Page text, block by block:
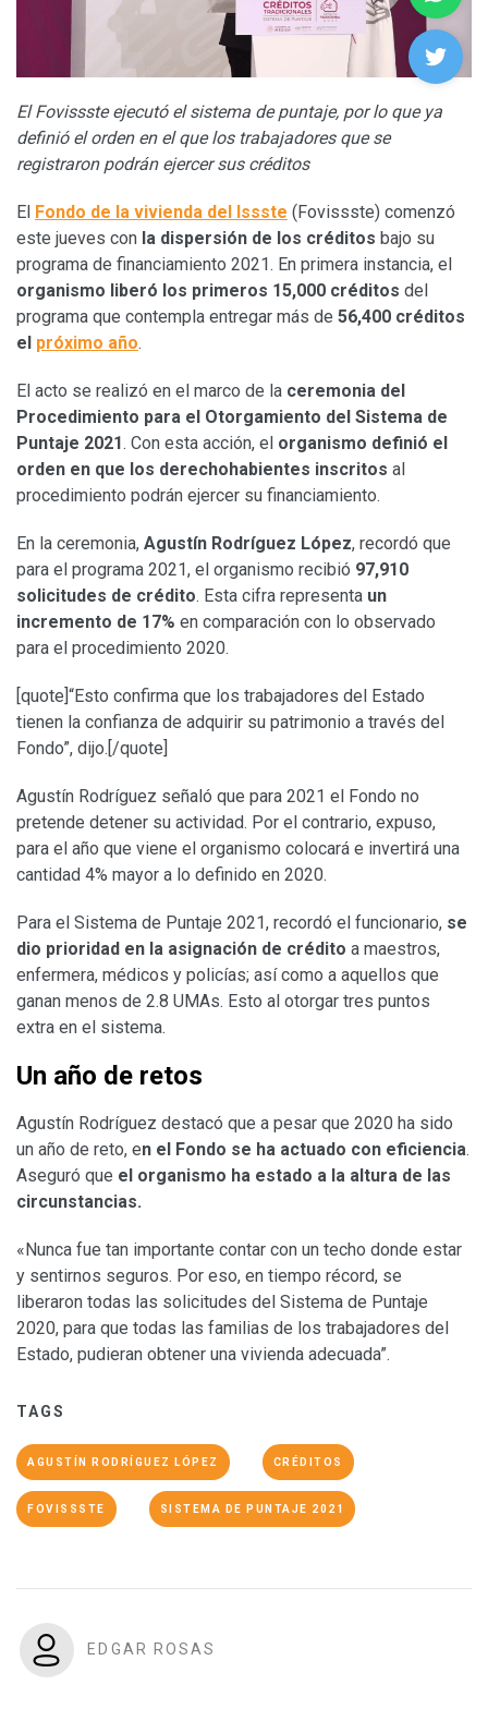
El Fovissste ejecutó el sistema de puntaje, por lo que ya
definió el orden en el que los trabajadores que se
registraron podrán ejercer sus créditos
El Fondo de la vivienda del Issste (Fovissste) comenzó
este jueves con la dispersión de los créditos bajo su
programa de financiamiento 2021. En primera instancia, el
organismo liberó los primeros 15,000 créditos del
programa que contempla entregar más de 56,400 créditos
el próximo año.
El acto se realizó en el marco de la ceremonia del
Procedimiento para el Otorgamiento del Sistema de
Puntaje 2021. Con esta acción, el organismo definió el
orden en que los derechohabientes inscritos al
procedimiento podrán ejercer su financiamiento.
En la ceremonia, Agustín Rodríguez López, recordó que
para el programa 2021, el organismo recibió 97,910
solicitudes de crédito. Esta cifra representa un
incremento de 17% en comparación con lo observado
para el procedimiento 2020.
[quote]“Esto confirma que los trabajadores del Estado
tienen la confianza de adquirir su patrimonio a través del
Fondo”, dijo.[/quote]
Agustín Rodríguez señaló que para 2021 el Fondo no
pretende detener su actividad. Por el contrario, expuso,
para el año que viene el organismo colocará e invertirá una
cantidad 4% mayor a lo definido en 2020.
Para el Sistema de Puntaje 2021, recordó el funcionario, se
dio prioridad en la asignación de crédito a maestros,
enfermera, médicos y policías; así como a aquellos que
ganan menos de 2.8 UMAs. Esto al otorgar tres puntos
extra en el sistema.
Un año de retos
Agustín Rodríguez destacó que a pesar que 2020 ha sido
un año de reto, en el Fondo se ha actuado con eficiencia.
Aseguró que el organismo ha estado a la altura de las
circunstancias.
«Nunca fue tan importante contar con un techo donde estar
y sentirnos seguros. Por eso, en tiempo récord, se
liberaron todas las solicitudes del Sistema de Puntaje
2020, para que todas las familias de los trabajadores del
Estado, pudieran obtener una vivienda adecuada”.
TAGS
AGUSTÍN RODRÍGUEZ LÓPEZ CRÉDITOS
FOVISSSTE SISTEMA DE PUNTAJE 2021
EDGAR ROSAS